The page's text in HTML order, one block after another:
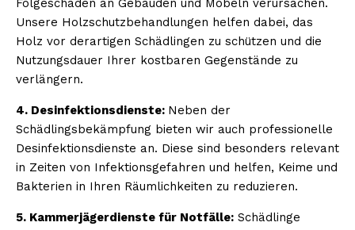
Unsere Holzschutzbehandlungen helfen dabei, das
Holz vor derartigen Schädlingen zu schützen und die
Nutzungsdauer Ihrer kostbaren Gegenstände zu
verlängern.
4. Desinfektionsdienste: Neben der
Schädlingsbekämpfung bieten wir auch professionelle
Desinfektionsdienste an. Diese sind besonders relevant
in Zeiten von Infektionsgefahren und helfen, Keime und
Bakterien in Ihren Räumlichkeiten zu reduzieren.
5. Kammerjägerdienste für Notfälle: Schädlinge